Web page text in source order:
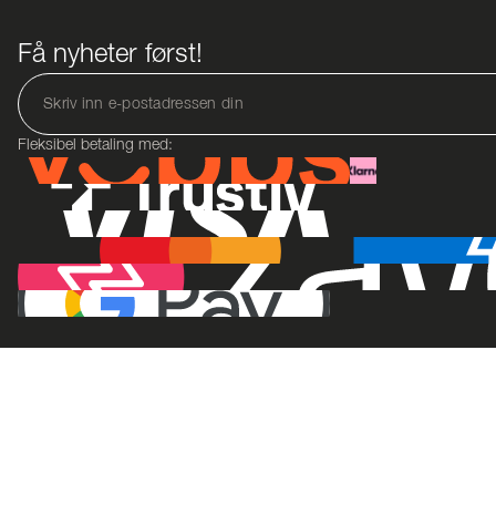
Få nyheter først!
Fleksibel betaling med: